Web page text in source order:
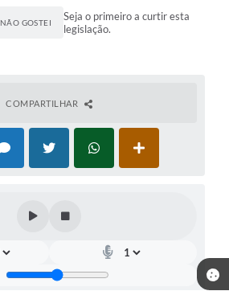
NÃO GOSTEI
Seja o primeiro a curtir esta
legislação.
COMPARTILHAR